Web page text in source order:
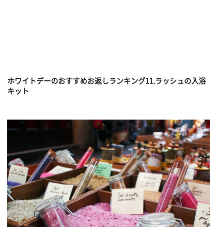
ホワイトデーのおすすめお返しランキング11.ラッシュの入浴
キット